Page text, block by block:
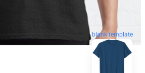
blank template